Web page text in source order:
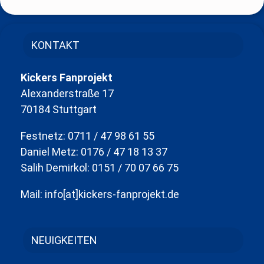
KONTAKT
Kickers Fanprojekt
Alexanderstraße 17
70184 Stuttgart
Festnetz: 0711 / 47 98 61 55
Daniel Metz: 0176 / 47 18 13 37
Salih Demirkol: 0151 / 70 07 66 75
Mail: info[at]kickers-fanprojekt.de
NEUIGKEITEN